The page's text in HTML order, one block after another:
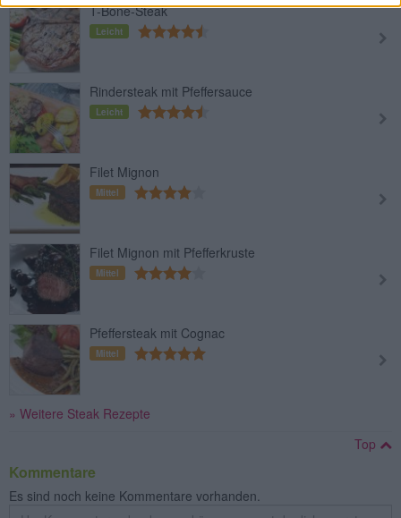
T-Bone-Steak
Leicht
Rindersteak mit Pfeffersauce
Leicht
Filet Mignon
Mittel
Filet Mignon mit Pfefferkruste
Mittel
Pfeffersteak mit Cognac
Mittel
» Weitere Steak Rezepte
Top
Kommentare
Es sind noch keine Kommentare vorhanden.